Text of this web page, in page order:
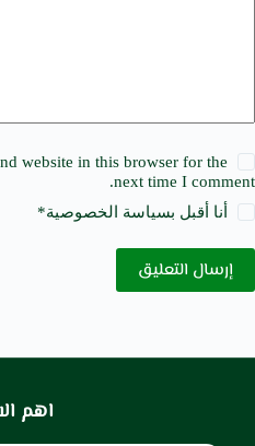
website in this browser for the
next time I comment.
أنا أقبل بسياسة الخصوصية*
إرسال التعليق
اهم